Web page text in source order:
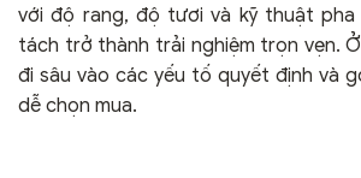
với độ rang, độ tươi và kỹ thuật pha
tách trở thành trải nghiệm trọn vẹn.
đi sâu vào các yếu tố quyết định và
dễ chọn mua.